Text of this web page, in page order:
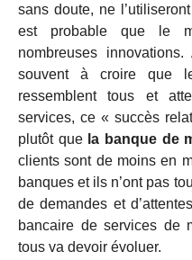
sans doute, ne
est probable que le
nombreuses
souvent à croire que
ressemblent tous et
services, ce « succès
plutôt que la banque de
clients sont de moins en
banques et ils n’ont pas
de demandes et
bancaire de services de
tous va devoir évoluer.